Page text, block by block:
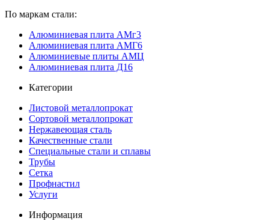
По маркам стали:
Алюминиевая плита АМг3
Алюминиевая плита АМГ6
Алюминиевые плиты АМЦ
Алюминиевая плита Д16
Категории
Листовой металлопрокат
Сортовой металлопрокат
Нержавеющая сталь
Качественные стали
Специальные стали и сплавы
Трубы
Сетка
Профнастил
Услуги
Информация